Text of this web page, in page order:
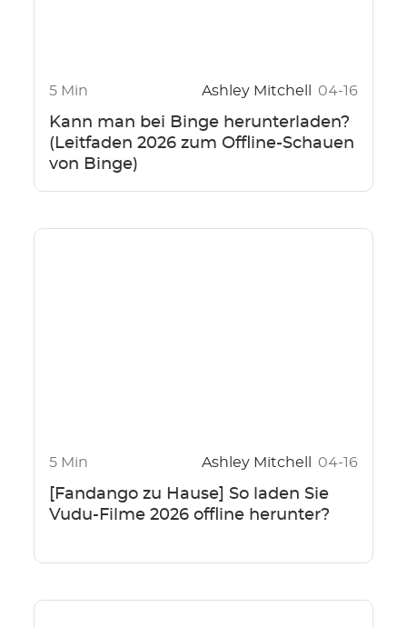
5 Min Ashley Mitchell 04-16
Kann man bei Binge herunterladen?
(Leitfaden 2026 zum Offline-Schauen
von Binge)
5 Min Ashley Mitchell 04-16
[Fandango zu Hause] So laden Sie
Vudu-Filme 2026 offline herunter?